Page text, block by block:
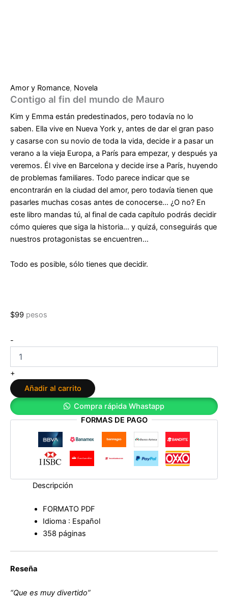
Amor y Romance, Novela
Contigo al fin del mundo de Mauro
Kim y Emma están predestinados, pero todavía no lo
saben. Ella vive en Nueva York y, antes de dar el gran paso
y casarse con su novio de toda la vida, decide ir a pasar un
verano a la vieja Europa, a París para empezar, y después ya
veremos. Él vive en Barcelona y decide irse a París, huyendo
de problemas familiares. Todo parece indicar que se
encontrarán en la ciudad del amor, pero todavía tienen que
pasarles muchas cosas antes de conocerse… ¿O no? En
este libro mandas tú, al final de cada capítulo podrás decidir
cómo quieres que siga la historia… y quizá, conseguirás que
nuestros protagonistas se encuentren…
Todo es posible, sólo tienes que decidir.
$99 pesos
-
al
fin
del
mundo
Mauro
+
Añadir al carrito
Compra rápida Whastapp
FORMAS DE PAGO
Descripción
FORMATO PDF
Idioma : Español
358 páginas
Reseña
“Que es muy divertido”